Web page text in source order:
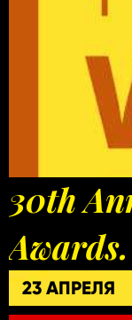
30th
23 АПРЕЛЯ